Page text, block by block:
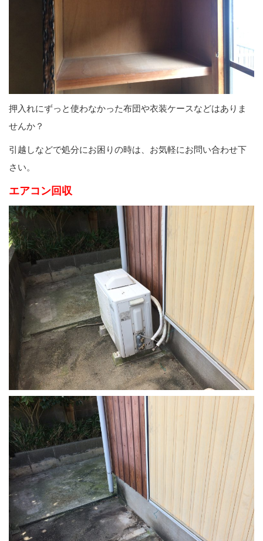
押入れにずっと使わなかった布団や衣装ケースなどはありま
せんか？
引越しなどで処分にお困りの時は、お気軽にお問い合わせ下
さい。
エアコン回収